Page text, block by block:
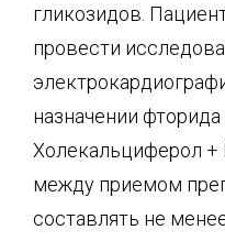
гликозидов.
провести
назначении фторида
Холекальциферол +
между приемом
составлять не